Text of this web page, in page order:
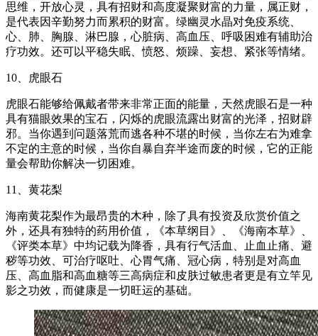
思维，开放心灵，具有招财和高度凝聚财富的力量，属正财，
是代表因辛勤努力而累积的财富。绿幽灵水晶对免疫系统、
心、肺、胸腺、淋巴腺，心脏病、高血压、呼吸困难有辅助治
疗功效。还可以平稳失眠、愤怒、烦躁、妄想、紧张等情绪。
10、虎眼石
虎眼石能够给佩戴者带来非常正面的能量，天然虎眼石是一种
具有猫眼效果的宝石，闪烁的虎眼流露出财富的光泽，招财辟
邪。当你遇到问题落荒而逃各种不堪的时候，当你左右为难拿
不定的主意的时候，当你自暴自弃半途而废的时候，它的正能
量会帮助你解决一切困难。
11、黄花梨
海南黄花梨作为最昂贵的木种，除了具有投资及欣赏价值之
外，还具有独特的药用价值，《本草纲目》、《海南本草》、
《评类本草》中均记载为降香，具有行气活血、止血止痛、避
秽等功效、可治疗呕吐、心胃气痛、冠心病，特别是对高血
压、高血脂和高血糖等三高病症和皮肤过敏患者更是有立竿见
影之功效，而健康是一切旺运的基础。